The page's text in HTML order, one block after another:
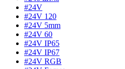
#24V
#24V 120
#24V 5mm
#24V 60
#24V IP65
#24V IP67
#24V RGB